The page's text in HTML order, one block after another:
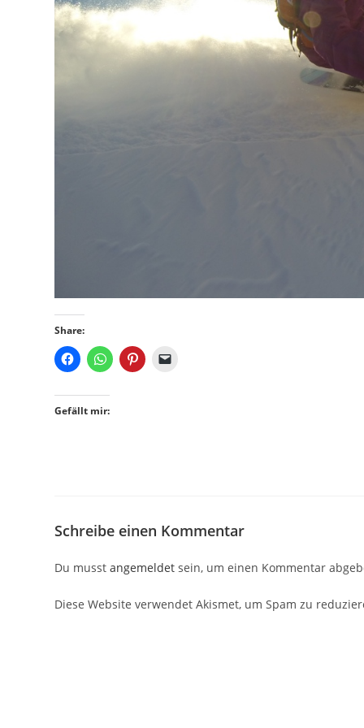
Share:
Gefällt mir:
Schreibe einen Kommentar
Du musstangemeldet sein, um einen Kommentar
Diese Website verwendet Akismet, um Spam zu